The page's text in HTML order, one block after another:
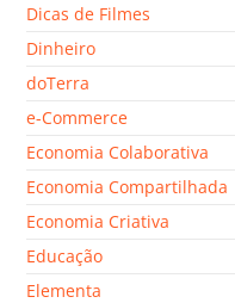
Dicas de Filmes
Dinheiro
doTerra
e-Commerce
Economia Colaborativa
Economia Compartilhada
Economia Criativa
Educação
Elementa